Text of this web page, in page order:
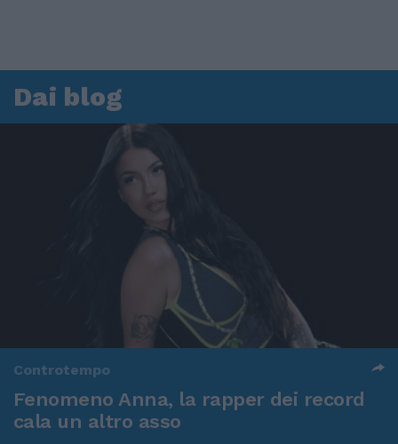
Dai blog
Controtempo
Fenomeno Anna, la rapper dei record
cala un altro asso